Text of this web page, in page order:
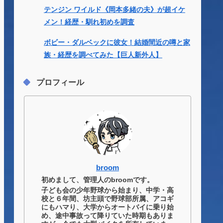
テンジン ワイルド《岡本多緒の夫》が超イケ
メン！経歴・馴れ初めを調査
ボビー・ダルベックに彼女！結婚間近の噂と家
族・経歴を調べてみた【巨人新外人】
プロフィール
broom
初めまして、管理人のbroomです。
子ども会の少年野球から始まり、中学・高
校と６年間、坊主頭で野球部所属、アコギ
にもハマり、大学からオートバイに乗り始
め、途中事故って降りていた時期もありま